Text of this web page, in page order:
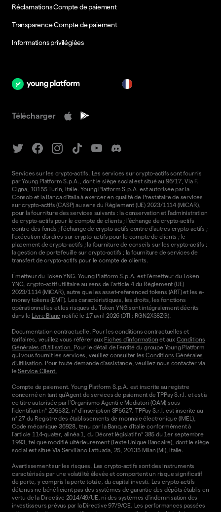
Réclamations Compte de paiement
Transparence Compte de paiement
Informations privilégiées
Télécharger
Services sur les crypto-actifs. Les services sur crypto-actifs sont fournis
par Young Platform S.p.A., dont le siège social est situé au 96/17, Via F.
Cigna, 10155 Turin, Italie. Young Platform S.p.A. est autorisée par la
Consob et la Banca d'Italia à exercer en qualité de Prestataire de services
sur crypto-actifs (CASP) au sens du Règlement (UE) 2023/1114 (MiCAR),
pour la fourniture des services suivants : la conservation et l'administration
de crypto-actifs pour le compte de clients ; l'échange de crypto-actifs
contre des fonds ; l'échange de crypto-actifs contre d'autres crypto-actifs ;
l'exécution d'ordres sur crypto-actifs pour le compte de clients ; le
placement de crypto-actifs ; la fourniture de conseils sur les crypto-actifs ;
la gestion de portefeuille sur crypto-actifs ; la fourniture de services de
transfert de crypto-actifs pour le compte de clients.
Émetteur du Token YNG. Young Platform S.p.A. est l'émetteur du Token
YNG, crypto-actif utilitaire au sens de l'article 4 du Règlement (UE)
2023/1114 (MiCAR), autre que les asset-referenced tokens (ART) et les e-
money tokens (EMT). Les caractéristiques, les droits, les fonctions
opérationnelles et les risques du Token YNG sont intégralement décrits
dans le Livre Blanc notifié le 17 avril 2026 (DTI : RGN2XS8ZG).
Documentation contractuelle. Pour les conditions contractuelles et
tarifaires, veuillez vous référer aux Fiches d'information et aux Conditions
Générales d'Utilisation. Pour le détail de l'entité du groupe Young Platform
qui vous fournit les services, veuillez consulter lesConditions Générales
d'Utilisation. Pour toute demande d'assistance, veuillez nous contacter via
leService Client.
Compte de paiement. Young Platform S.p.A. est inscrite au registre
concerné en tant qu'Agent de services de paiement de TPPay S.r.l. et est à
ce titre autorisée par l'Organismo Agenti e Mediatori (OAM) sous
l'identifiant n° 205532, n° d'inscription SP5627. TPPay S.r.l. est inscrite au
n° 27 du Registre des établissements de monnaie électronique (IMEL),
Code mécanique 36928, tenu par la Banque d'Italie conformément à
l'article 114-quater, alinéa 1, du Décret législatif n° 385 du 1er septembre
1993, tel que modifié ultérieurement (Texte Unique Bancaire), dont le siège
social est situé Via Serviliano Lattuada, 25, 20135 Milan (MI), Italie.
Avertissement sur les risques. Les crypto-actifs sont des instruments
caractérisés par une volatilité élevée et comportent un risque significatif
de perte, y compris la perte totale, du capital investi. Les crypto-actifs
détenus ne bénéficient pas des systèmes de garantie des dépôts établis en
vertu de la Directive 2014/49/UE, ni des systèmes d'indemnisation des
investisseurs prévus par la Directive 97/9/CE. Les performances passées